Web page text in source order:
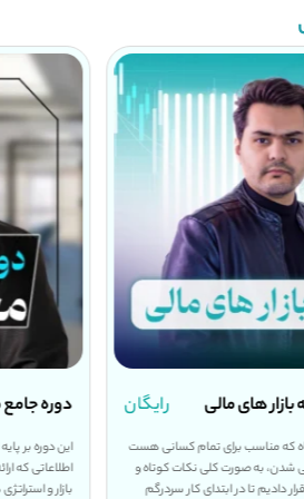
های مالی رایگان
که مناسب برای تمام کسانی هست
شدن، به صورت کلی نکات کوتاه و
دادیم تا در ابتدای کار سردرگم
دوره
این دوره بر
اطلاعاتی که
بازار و